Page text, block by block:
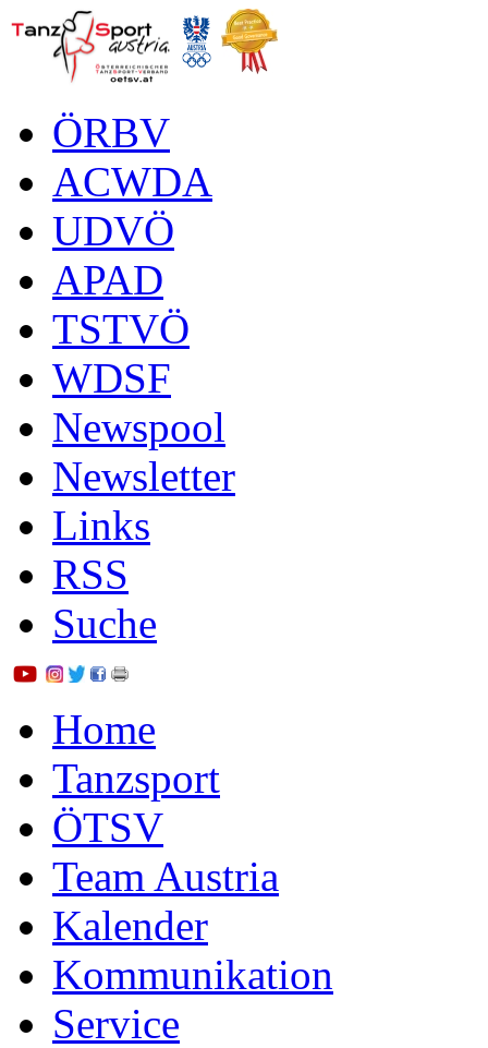
ÖRBV
ACWDA
UDVÖ
APAD
TSTVÖ
WDSF
Newspool
Newsletter
Links
RSS
Suche
Home
Tanzsport
ÖTSV
Team Austria
Kalender
Kommunikation
Service